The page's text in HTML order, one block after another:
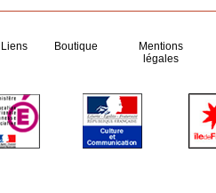
Liens Boutique
Mentions
légales